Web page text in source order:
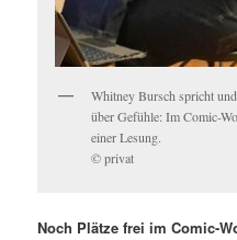
Whitney Bursch spricht
über Gefühle: Im Comic-
einer Lesung.
© privat
Noch Plätze frei im Comic-